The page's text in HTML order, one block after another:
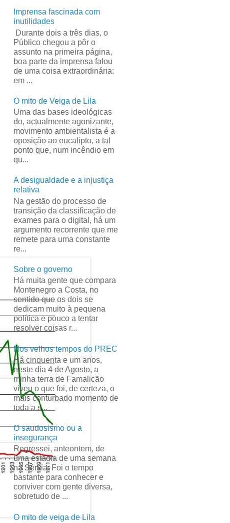
Imprensa fascinada com
inutilidades
Durante dois a três dias, o
Público chegou a pôr o
assunto na primeira página,
boa parte da imprensa falou
de uma coisa extraordinária:
em ...
O mito de Veiga de Lila
Uma das bases ideológicas
do, actualmente agonizante,
movimento ambientalista é a
oposição ao eucalipto, a tal
ponto que, num incêndio em
qu...
A desigualdade e a injustiça
relativa
Na gestão do processo de
transição da classificação de
exames para o digital, há um
argumento recorrente que me
remete para uma constante
re...
Sobre o governo
Há muita gente que compara
Montenegro a Costa, no
sentido que os dois se
dedicam muito à pequena
política e pouco a tentar
resolver coisas r...
Nos velhos tempos do PREC
Há cinquenta e um anos,
neste dia 4 de Agosto, a
minha terra de Famalicão
viveu o que foi, de certeza, o
mais conturbado momento de
toda a s...
O saudosismo ou a
insegurança
Regressei, anteontem, de
uma estadia de uma semana
na Sérvia. Foi o tempo
bastante para conhecer e
conviver com gente diversa,
sobretudo de ...
O mito de veiga de Lila